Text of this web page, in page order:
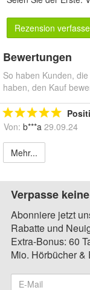
Rezension
Bewertungen
So haben Kunden,
haben, den Kauf
Von: b***a 29.09.24
Mehr...
Verpasse
Abonniere jetzt
Rabatte und
Extra-Bonus: 60
Mio. Hörbücher &